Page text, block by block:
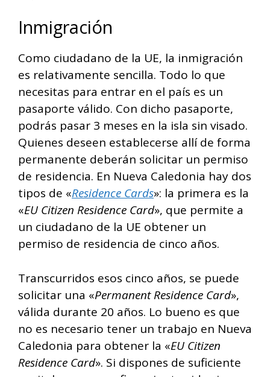
Inmigración
Como ciudadano de la UE, la inmigración
es relativamente sencilla. Todo lo que
necesitas para entrar en el país es un
pasaporte válido. Con dicho pasaporte,
podrás pasar 3 meses en la isla sin visado.
Quienes deseen establecerse allí de forma
permanente deberán solicitar un permiso
de residencia. En Nueva Caledonia hay dos
tipos de «Residence Cards»: la primera es la
«EU Citizen Residence Card», que permite a
un ciudadano de la UE obtener un
permiso de residencia de cinco años.
Transcurridos esos cinco años, se puede
solicitar una «Permanent Residence Card»,
válida durante 20 años. Lo bueno es que
no es necesario tener un trabajo en Nueva
Caledonia para obtener la «EU Citizen
Residence Card». Si dispones de suficiente